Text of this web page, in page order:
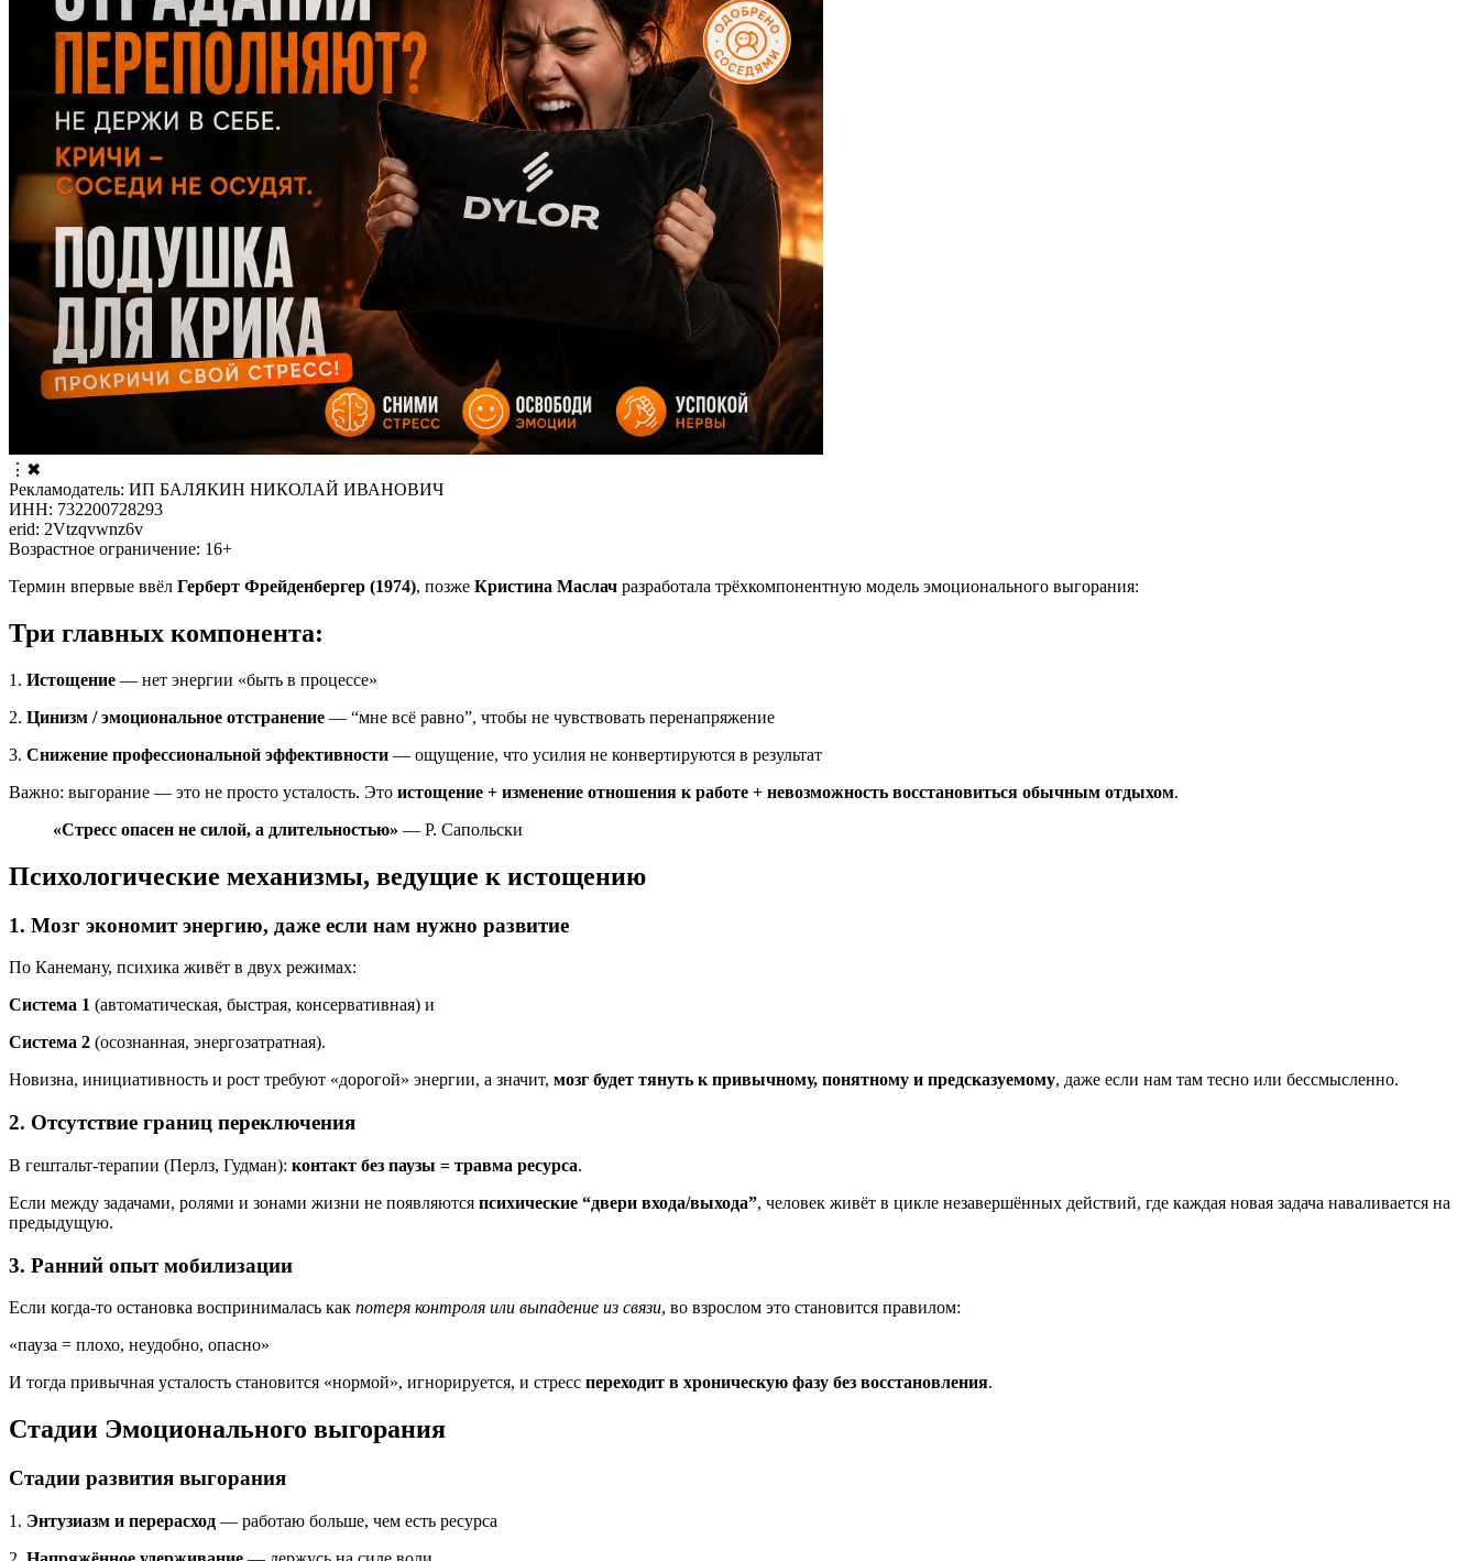
⋮ ✖
Рекламодатель: ИП БАЛЯКИН НИКОЛАЙ ИВАНОВИЧ
ИНН: 732200728293
erid: 2Vtzqvwnz6v
Возрастное ограничение: 16+
Термин впервые ввёл Герберт Фрейденбергер (1974), позже Кристина Маслач разработала трёхкомпонентную модель эмоционального выгорания:
Три главных компонента:
1. Истощение — нет энергии «быть в процессе»
2. Цинизм / эмоциональное отстранение — “мне всё равно”, чтобы не чувствовать перенапряжение
3. Снижение профессиональной эффективности — ощущение, что усилия не конвертируются в результат
Важно: выгорание — это не просто усталость. Это истощение + изменение отношения к работе + невозможность восстановиться обычным отдыхом.
«Стресс опасен не силой, а длительностью» — Р. Сапольски
Психологические механизмы, ведущие к истощению
1. Мозг экономит энергию, даже если нам нужно развитие
По Канеману, психика живёт в двух режимах:
Система 1 (автоматическая, быстрая, консервативная) и
Система 2 (осознанная, энергозатратная).
Новизна, инициативность и рост требуют «дорогой» энергии, а значит, мозг будет тянуть к привычному, понятному и предсказуемому, даже если нам там тесно или бессмысленно.
2. Отсутствие границ переключения
В гештальт-терапии (Перлз, Гудман): контакт без паузы = травма ресурса.
Если между задачами, ролями и зонами жизни не появляются психические “двери входа/выхода”, человек живёт в цикле незавершённых действий, где каждая новая задача наваливается на
предыдущую.
3. Ранний опыт мобилизации
Если когда-то остановка воспринималась как потеря контроля или выпадение из связи, во взрослом это становится правилом:
«пауза = плохо, неудобно, опасно»
И тогда привычная усталость становится «нормой», игнорируется, и стресс переходит в хроническую фазу без восстановления.
Стадии Эмоционального выгорания
Стадии развития выгорания
1. Энтузиазм и перерасход — работаю больше, чем есть ресурса